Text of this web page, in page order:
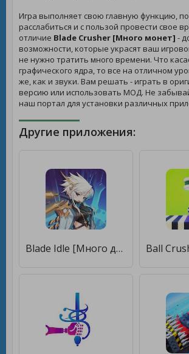
Игра выполняет свою главную функцию,
расслабиться и с пользой провести свое
отличие Blade Crusher [Много монет] -
возможности, которые украсят ваш
не нужно тратить много времени. Что
графического ядра, то все на отличном
же, как и звуки. Вам решать - играть в
версию или использовать МОД. Не
наш портал для установки различных
Другие приложения:
Blade Idle [Много денег]